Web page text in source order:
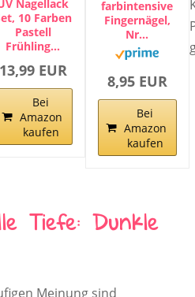
Nagellack
10 Farben
Pastell
Frühling…
13,99 EUR
Bei
Amazon
kaufen
farbintensive
Fingernägel,
Nr…
8,95 EUR
Bei
Amazon
kaufen
Tiefe: Dunkle
Meinung sind